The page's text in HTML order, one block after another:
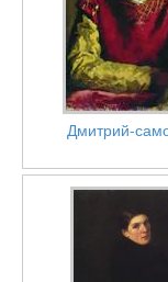
Дмитрий-